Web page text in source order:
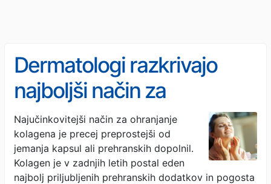
Dermatologi razkrivajo
najboljši način za
preprečevanje izgube
kolagena in ohranjanje
mladostne kože
Najučinkovitejši način za ohranjanje
kolagena je precej preprostejši od
jemanja kapsul ali prehranskih dopolnil.
Kolagen je v zadnjih letih postal eden
najbolj priljubljenih prehranskih dodatkov in pogosta